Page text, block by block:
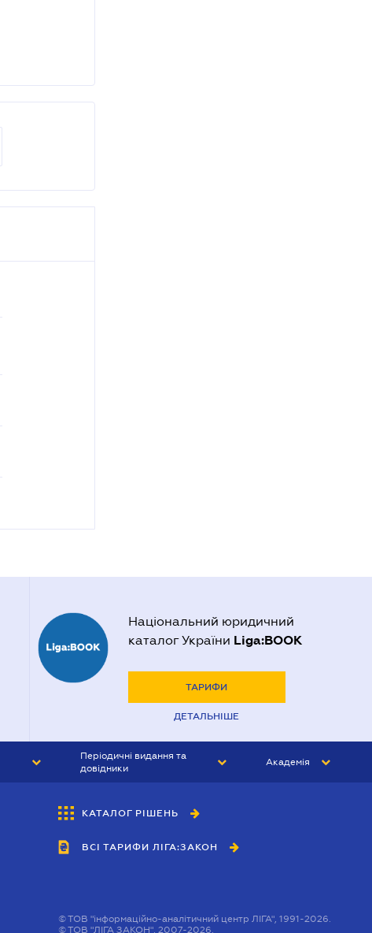
Національний юридичний
каталог України Liga:BOOK
ТАРИФИ
ДЕТАЛЬНІШЕ
Періодичні видання та
довідники
БУХГАЛТЕР&ЗАКОН
ВІСНИК МСФЗ
Академія
КАТАЛОГ РІШЕНЬ
ВСІ ТАРИФИ ЛІГА:ЗАКОН
©ТОВ "інформаційно-аналітичний центр ЛІГА", 1991-2026.
©ТОВ "ЛІГА ЗАКОН", 2007-2026.